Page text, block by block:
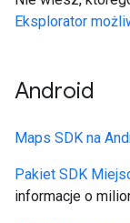
Eksplorator
Android
Maps SDK na
Pakiet SDK
informacje o